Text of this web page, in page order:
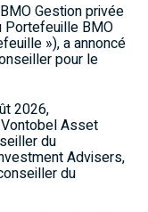
Gestion privée
Portefeuille BMO
»), a annoncé
pour le
2026,
Asset
du
Advisers,
du